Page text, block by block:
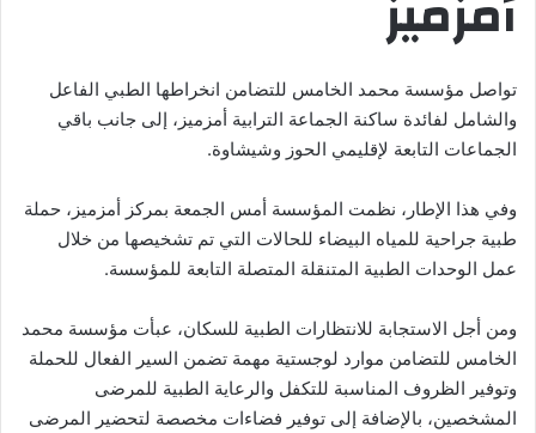
تواصل مؤسسة محمد الخامس للتضامن انخراطها الطبي الفاعل
والشامل لفائدة ساكنة الجماعة الترابية أمزميز، إلى جانب باقي
الجماعات التابعة لإقليمي الحوز وشيشاوة.
وفي هذا الإطار، نظمت المؤسسة أمس الجمعة بمركز أمزميز، حملة
طبية جراحية للمياه البيضاء للحالات التي تم تشخيصها من خلال
عمل الوحدات الطبية المتنقلة المتصلة التابعة للمؤسسة.
ومن أجل الاستجابة للانتظارات الطبية للسكان، عبأت مؤسسة محمد
الخامس للتضامن موارد لوجستية مهمة تضمن السير الفعال للحملة
وتوفير الظروف المناسبة للتكفل والرعاية الطبية للمرضى
المشخصين، بالإضافة إلى توفير فضاءات مخصصة لتحضير المرضى